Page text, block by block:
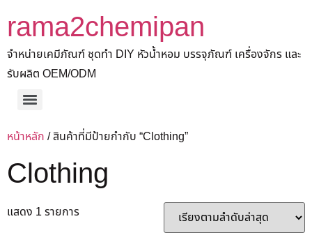
rama2chemipan
จำหน่ายเคมีภัณฑ์ ชุดทำ DIY หัวน้ำหอม บรรจุภัณฑ์ เครื่องจักร และ
รับผลิต OEM/ODM
หน้าหลัก / สินค้าที่มีป้ายกำกับ “Clothing”
Clothing
แสดง 1 รายการ